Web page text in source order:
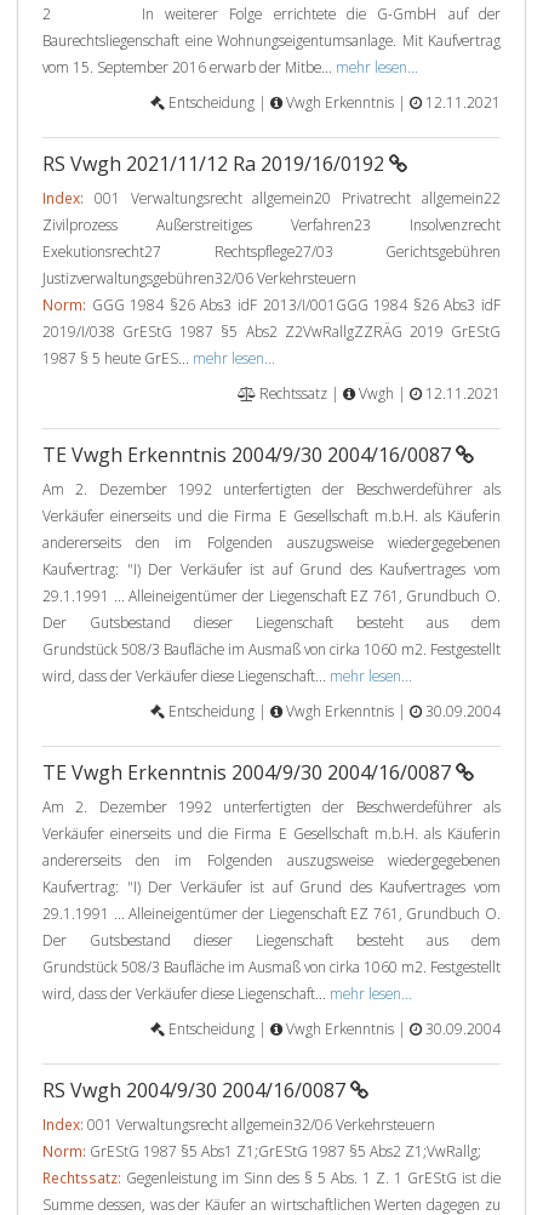
2 In weiterer Folge errichtete die G-GmbH auf der
Baurechtsliegenschaft eine Wohnungseigentumsanlage. Mit Kaufvertrag
vom 15. September 2016 erwarb der Mitbe... mehr lesen...
Entscheidung |
Vwgh Erkenntnis | 12.11.2021
RS Vwgh 2021/11/12 Ra 2019/16/0192
Index: 001 Verwaltungsrecht allgemein20 Privatrecht allgemein22
Zivilprozess Außerstreitiges Verfahren23 Insolvenzrecht
Exekutionsrecht27 Rechtspflege27/03 Gerichtsgebühren
Justizverwaltungsgebühren32/06 Verkehrsteuern
Norm: GGG 1984 §26 Abs3 idF 2013/I/001GGG 1984 §26 Abs3 idF
2019/I/038 GrEStG 1987 §5 Abs2 Z2VwRallgZZRÄG 2019 GrEStG
1987 § 5 heute GrES... mehr lesen...
Rechtssatz |
Vwgh | 12.11.2021
TE Vwgh Erkenntnis 2004/9/30 2004/16/0087
Am 2. Dezember 1992 unterfertigten der Beschwerdeführer als
Verkäufer einerseits und die Firma E Gesellschaft m.b.H. als Käuferin
andererseits den im Folgenden auszugsweise wiedergegebenen
Kaufvertrag: "I) Der Verkäufer ist auf Grund des Kaufvertrages vom
29.1.1991 ... Alleineigentümer der Liegenschaft EZ 761, Grundbuch O.
Der Gutsbestand dieser Liegenschaft besteht aus dem
Grundstück 508/3 Baufläche im Ausmaß von cirka 1060 m2. Festgestellt
wird, dass der Verkäufer diese Liegenschaft... mehr lesen...
Entscheidung |
Vwgh Erkenntnis | 30.09.2004
TE Vwgh Erkenntnis 2004/9/30 2004/16/0087
Am 2. Dezember 1992 unterfertigten der Beschwerdeführer als
Verkäufer einerseits und die Firma E Gesellschaft m.b.H. als Käuferin
andererseits den im Folgenden auszugsweise wiedergegebenen
Kaufvertrag: "I) Der Verkäufer ist auf Grund des Kaufvertrages vom
29.1.1991 ... Alleineigentümer der Liegenschaft EZ 761, Grundbuch O.
Der Gutsbestand dieser Liegenschaft besteht aus dem
Grundstück 508/3 Baufläche im Ausmaß von cirka 1060 m2. Festgestellt
wird, dass der Verkäufer diese Liegenschaft... mehr lesen...
Entscheidung |
Vwgh Erkenntnis | 30.09.2004
RS Vwgh 2004/9/30 2004/16/0087
Index: 001 Verwaltungsrecht allgemein32/06 Verkehrsteuern
Norm: GrEStG 1987 §5 Abs1 Z1;GrEStG 1987 §5 Abs2 Z1;VwRallg;
Rechtssatz: Gegenleistung im Sinn des § 5 Abs. 1 Z. 1 GrEStG ist die
Summe dessen, was der Käufer an wirtschaftlichen Werten dagegen zu